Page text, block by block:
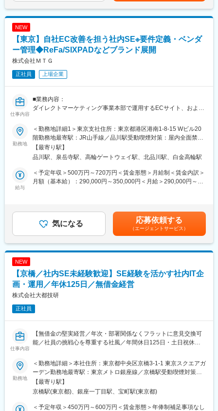
－Power Platformを活用したデータ可視化
・DXスキルの社内展開、内製化に伴う人材育成推進
「安定供給・コスト最適化・環境対応を両立した全社サプライチ
■魅力・キャリアステップ：
・入社後は部内システム及びDX施策の中核メンバーとして実務を
ェントAI活用を主導する立場として部内を牽引する存在となる事
を期待しています。
・内製化推進や人材育成を担う管理職、部門全体・全社のデジタ
ル活用力向上に貢献する専門職等、多数のキャリアパスがありま
す。
■配属組織：
・複合機メーカーではなく、DX化を起点としてビジネス・オフィ
価値と高品質な製品を提供。
変更の範囲：会社の定める業務
NEW
【東京】自社EC改善を担う社内SE※要件定義・ベンダ
ー管理◆ReFa/SIXPADなどブランド展開
株式会社ＭＴＧ
正社員 上場企業
仕事内容
■業務内容：
ダイレクトマーケティング事業本部で運用するECサイト、および
いします。運用・保守だけでなく、事業価値を生むための提案業
務も担当いただきます。
■具体的な仕事内容：
（1）ECサイト、出店モール、関連システムの運用・保守
・定常運用（受注、決済状況の監視、問合せ対応など）
・ECサイトの安定稼働の維持（パフォーマンス監視、ログ確認）
・障害発生時の調査・切り分け、ベンダー連携、復旧支援
（2）EC環境の改善提案・推進
・事業部の課題発見（調査やヒアリング）
・課題整理、改善提案
・ツールや技術の検証
・本導入の企画、改善案の横展開
＜プロジェクト例＞
・セキュリティシステム導入
・ECカートシステムリプレイス
■目指す姿：
DM事業本部では、国内メーカーとして売上No1ECを目指してい
ます。
DMソリューション室では、本部のビジネスをシステム面で支える
べく、IT技術を活用し、事業成長への貢献を通じて、いきいきと
活躍するエンジニア集団を目指しています。
勤務地
＜勤務地詳細1＞東京支社住所：東京都港区港南1-8-15 Wビル20
階勤務地最寄駅：JR山手線／品川駅受動喫煙対策：屋内全面禁煙
＜勤務地詳細2＞高輪営業所住所：東京都港区三田3丁目9-11 日本
生命三田ビル３F勤務地最寄駅：JR線／高輪ゲートウェイ駅受動
【最寄り駅】
品川駅、泉岳寺駅、高輪ゲートウェイ駅、北品川駅、白金高輪駅
給与
＜予定年収＞500万円～720万円＜賃金形態＞月給制＜賃金内訳＞
月額（基本給）：290,000円～350,000円＜月給＞290,000円～
などを支給します。■昇給：年2回（初回は入社1年後、2回目以降
は1月と7月）■賞与：年2回（6月、12月）賃金はあくまでも目安
の金額であり、選考を通じて上下する可能性があります。月給(月
額)は固定手当を含めた表記です。
気になる 応募依頼する
（エージェントサービス）
NEW
【京橋／社内SE未経験歓迎】SE経験を活かす社内IT企
画・運用／年休125日／無借金経営
株式会社大都技研
正社員
仕事内容
【無借金の堅実経営／年次・部署関係なくフラットに意見交換可
能／社員の挑戦心を尊重する社風／年間休日125日・土日祝休み
社内SE経験は不問。SIer・SES・インフラ運用などで培ったSE経
験を活かし、事業会社の社内IT企画・運用へキャリアチェンジで
きます。
ネットワーク・サーバ運用から業務改善、ITツール導入まで幅広
く携わり、部門の生産性向上に貢献いただきます。
勤務地
＜勤務地詳細＞本社住所：東京都中央区京橋3-1-1 東京スクエアガ
ーデン勤務地最寄駅：東京メトロ銀座線／京橋駅受動喫煙対策：
屋内全面禁煙変更の範囲：会社の定める事業所
【最寄り駅】
京橋駅(東京都)、銀座一丁目駅、宝町駅(東京都)
＜予定年収＞450万円～600万円＜賃金形態＞年俸制補足事項なし